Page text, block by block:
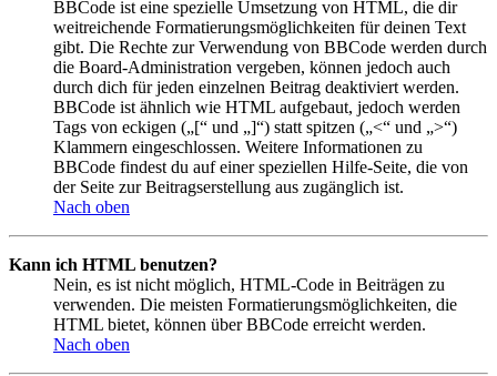
BBCode ist eine spezielle Umsetzung von HTML, die dir
weitreichende Formatierungsmöglichkeiten für deinen Text
gibt. Die Rechte zur Verwendung von BBCode werden durch
die Board-Administration vergeben, können jedoch auch
durch dich für jeden einzelnen Beitrag deaktiviert werden.
BBCode ist ähnlich wie HTML aufgebaut, jedoch werden
Tags von eckigen („[“ und „]“) statt spitzen („<“ und „>“)
Klammern eingeschlossen. Weitere Informationen zu
BBCode findest du auf einer speziellen Hilfe-Seite, die von
der Seite zur Beitragserstellung aus zugänglich ist.
Nach oben
Kann ich HTML benutzen?
Nein, es ist nicht möglich, HTML-Code in Beiträgen zu
verwenden. Die meisten Formatierungsmöglichkeiten, die
HTML bietet, können über BBCode erreicht werden.
Nach oben